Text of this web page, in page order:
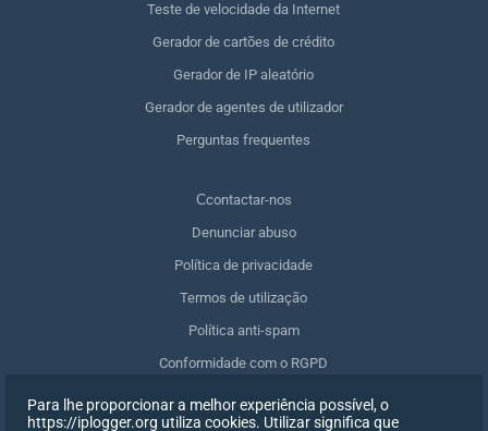
Teste de velocidade da Internet
Gerador de cartões de crédito
Gerador de IP aleatório
Gerador de agentes de utilizador
Perguntas frequentes
Сcontactar-nos
Denunciar abuso
Política de privacidade
Termos de utilização
Política anti-spam
Conformidade com o RGPD
Apagar os meus dados
Para lhe proporcionar a melhor experiência possível, o
https://iplogger.org utiliza cookies. Utilizar significa que